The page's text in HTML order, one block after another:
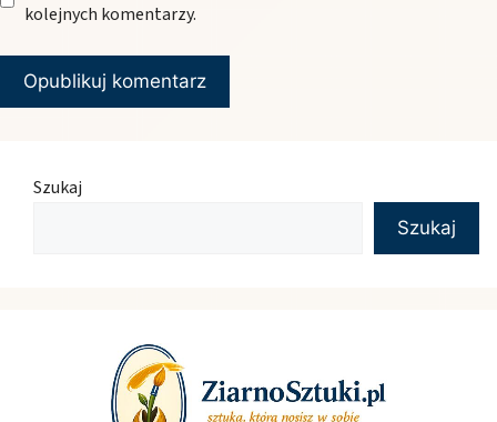
kolejnych komentarzy.
Szukaj
Szukaj